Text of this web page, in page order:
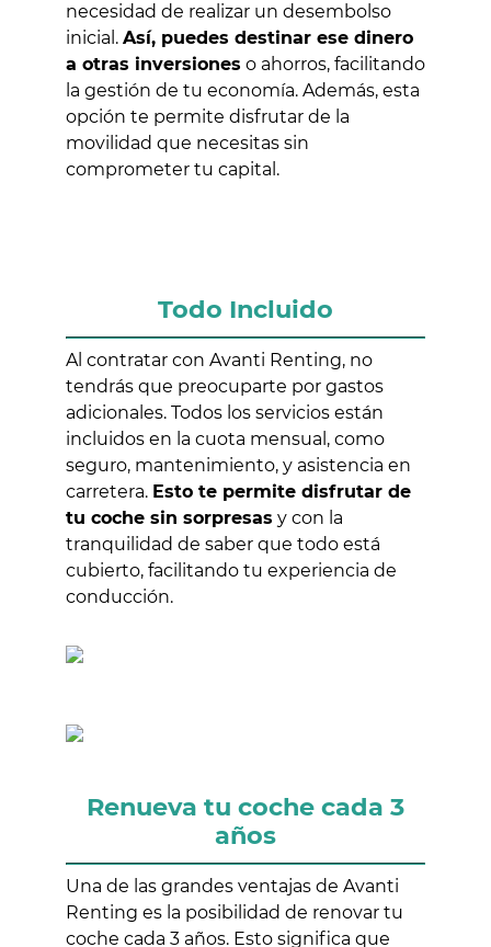
necesidad de realizar un desembolso
inicial. Así, puedes destinar ese dinero
a otras inversiones o ahorros, facilitando
la gestión de tu economía. Además, esta
opción te permite disfrutar de la
movilidad que necesitas sin
comprometer tu capital.
Todo Incluido
Al contratar con Avanti Renting, no
tendrás que preocuparte por gastos
adicionales. Todos los servicios están
incluidos en la cuota mensual, como
seguro, mantenimiento, y asistencia en
carretera. Esto te permite disfrutar de
tu coche sin sorpresas y con la
tranquilidad de saber que todo está
cubierto, facilitando tu experiencia de
conducción.
Renueva tu coche cada 3
años
Una de las grandes ventajas de Avanti
Renting es la posibilidad de renovar tu
coche cada 3 años. Esto significa que